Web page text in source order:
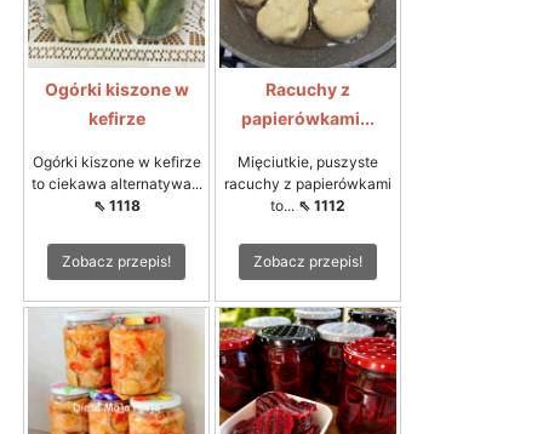
Ogórki kiszone w
kefirze
Ogórki kiszone w kefirze
to ciekawa alternatywa...
⇖ 1118
Zobacz przepis!
Racuchy z
papierówkami...
Mięciutkie, puszyste
racuchy z papierówkami
to... ⇖ 1112
Zobacz przepis!